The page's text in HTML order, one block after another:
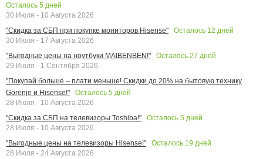
Осталось 5 дней
30 Июля - 10 Августа 2026
"Скидка за СБП при покупке мониторов Hisense"
Осталось 12 дней
30 Июля - 17 Августа 2026
"Выгодные цены на ноутбуки MAIBENBEN!"
Осталось 27 дней
29 Июля - 1 Сентября 2026
"Покупай больше – плати меньше! Скидки до 20% на бытовую технику
Gorenje и Hisense!"
Осталось 5 дней
28 Июля - 10 Августа 2026
"Скидка за СБП на телевизоры Toshiba!"
Осталось 5 дней
28 Июля - 10 Августа 2026
"Выгодные цены на телевизоры Hisense!"
Осталось 19 дней
28 Июля - 24 Августа 2026